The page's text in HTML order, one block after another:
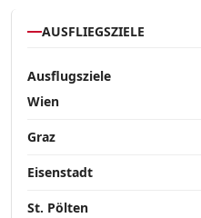
AUSFLIEGSZIELE
Ausflugsziele
Wien
Graz
Eisenstadt
St. Pölten